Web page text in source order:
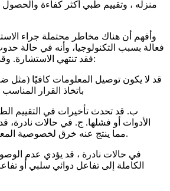
منزله ، وتقييم طبي أكثر كفاءة
وأفهم أن هناك مخاطر محتملة جراء
فعالة بسبب التكنولوجيا، وأنه في حالة
فقد تنتهي الاستشارة. وقد تشمل المخاطر ما يلي:
قد لا يكون توصيل المعلومات كافيًا
باتخاذ القرار
ب. قد تحدث تأخيرات في التقييم
الأدوات أو فشلها. ج. في حالات نادرة،
مما ينتج عنه خرق لخصوصية المعلومات الطبية الشخصية.
في حالات نادرة ، قد يؤدي عدم
الكاملة إلى تفاعل دوائي سلبي أو